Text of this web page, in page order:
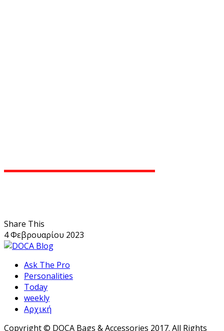
Share This
4 Φεβρουαρίου 2023
Ask The Pro
Personalities
Today
weekly
Αρχική
Copyright © DOCA Bags & Accessories 2017. All Rights